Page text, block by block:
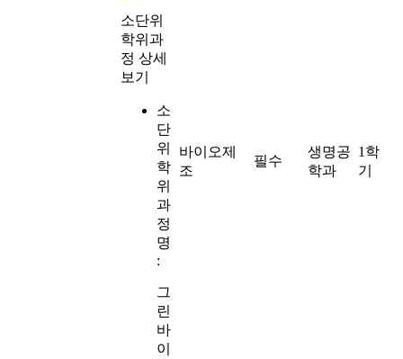
소단위
학위과
정 상세
보기
소
단
위
학
위
과
정
명
:
그
린
바
이
바이오제
조
필수
생명공
학과
1학
기